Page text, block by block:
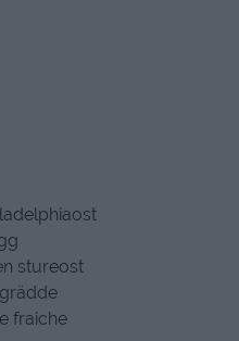
stureost
fraiche